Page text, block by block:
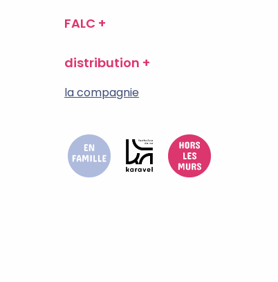
FALC
distribution
la compagnie